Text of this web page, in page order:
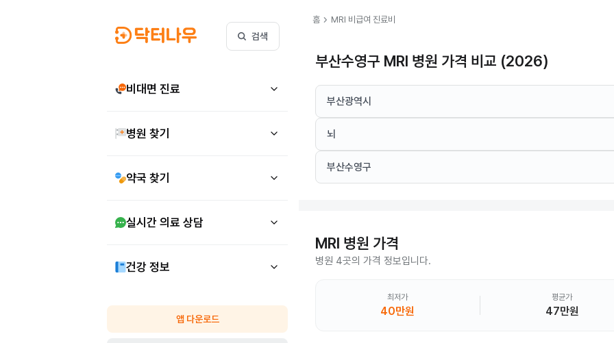
검색
비대면 진료
병원 찾기
약국 찾기
실시간 의료 상담
건강 정보
앱 다운로드
홈 chevron_right MRI 비급여 진료비
부산수영구 MRI 병원 가격 비교 (2026)
부산광역시
뇌
부산수영구
MRI 병원 가격
병원 4곳의 가격 정보입니다.
최저가
40만원
평균가
47만원